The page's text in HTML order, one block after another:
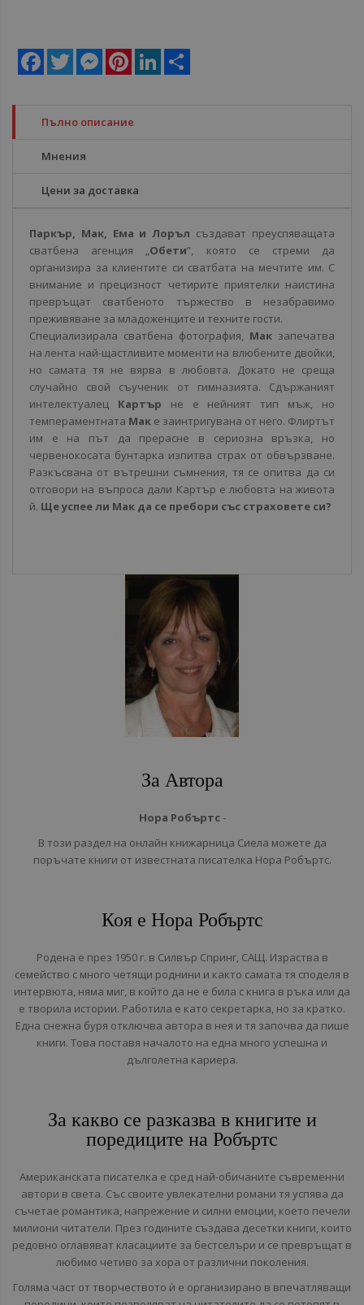
Facebook
Twitter MessengerPinterestLinkedIn
Пълно описание
Мнения
Цени за доставка
Паркър, Мак, Ема и Лоръл създават преуспяващата
сватбена агенция „Обети”, която се стреми да
организира за клиентите си сватбата на мечтите им. С
внимание и прецизност четирите приятелки наистина
превръщат сватбеното тържество в незабравимо
преживяване за младоженците и техните гости.
Специализирала сватбена фотография, Мак запечатва
на лента най-щастливите моменти на влюбените двойки,
но самата тя не вярва в любовта. Докато не среща
случайно свой съученик от гимназията. Сдържаният
интелектуалец Картър не е нейният тип мъж, но
темпераментната Мак е заинтригувана от него. Флиртът
им е на път да прерасне в сериозна връзка, но
червенокосата бунтарка изпитва страх от обвързване.
Разкъсвана от вътрешни съмнения, тя се опитва да си
отговори на въпроса дали Картър е любовта на живота
й. Ще успее ли Мак да се пребори със страховете си?
За Автора
Нора Робъртс-
В този раздел на онлайн книжарница Сиела можете да
поръчате книги от известната писателка Нора Робъртс.
Коя е Нора Робъртс
Родена е през 1950 г. в Силвър Спринг, САЩ. Израства в
семейство с много четящи роднини и както самата тя споделя в
интервюта, няма миг, в който да не е била с книга в ръка или да
е творила истории. Работила е като секретарка, но за кратко.
Една снежна буря отключва автора в нея и тя започва да пише
книги. Това поставя началото на една много успешна и
дълголетна кариера.
За какво се разказва в книгите и
поредиците на Робъртс
Американската писателка е сред най-обичаните съвременни
автори в света. Със своите увлекателни романи тя успява да
съчетае романтика, напрежение и силни емоции, което печели
милиони читатели. През годините създава десетки книги, които
редовно оглавяват класациите за бестселъри и се превръщат в
любимо четиво за хора от различни поколения.
Голяма част от творчеството ѝ е организирано в впечатляващи